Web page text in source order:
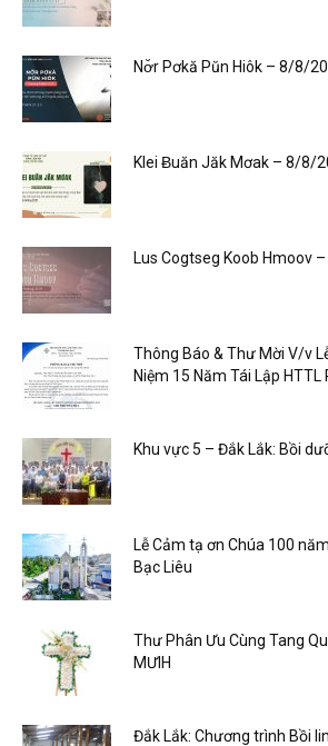
Nơ̆r Pơkă Pŭn Hiôk – 8/8/
Klei Ƀuăn Jăk Mơak – 8/8/
Lus Cogtseg Koob Hmoov
Thông Báo & Thư Mời V/v
Niệm 15 Năm Tái Lập HTTL
Khu vực 5 – Đắk Lắk: Bồi
Lễ Cảm tạ ơn Chúa 100
Bạc Liêu
Thư Phân Ưu Cùng Tang
MƯIH
Đắk Lắk: Chương trình Bồi